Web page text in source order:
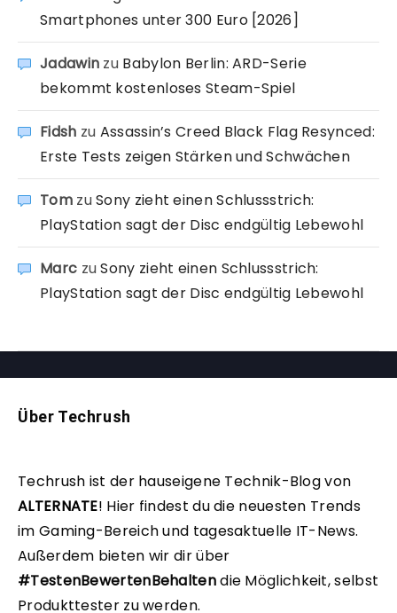
Smartphones unter 300 Euro [2026]
Jadawin zu Babylon Berlin: ARD-Serie
bekommt kostenloses Steam-Spiel
Fidsh zu Assassin’s Creed Black Flag Resynced:
Erste Tests zeigen Stärken und Schwächen
TomzuSony zieht einen Schlussstrich:
PlayStation sagt der Disc endgültig Lebewohl
Marc zuSony zieht einen Schlussstrich:
PlayStation sagt der Disc endgültig Lebewohl
Über Techrush
Techrush ist der hauseigene Technik-Blog von
ALTERNATE! Hier findest du die neuesten Trends
im Gaming-Bereich und tagesaktuelle IT-News.
Außerdem bieten wir dir über
#TestenBewertenBehaltendie Möglichkeit, selbst
Produkttester zu werden.